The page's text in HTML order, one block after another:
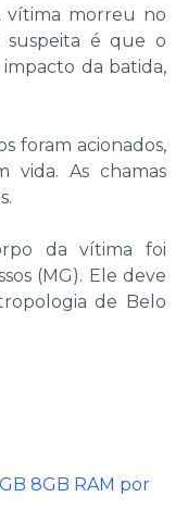
vítima morreu no
suspeita é que o
da batida,
foram acionados,
vida. As chamas
da vítima foi
(MG). Ele deve
de Belo
8GB RAM por